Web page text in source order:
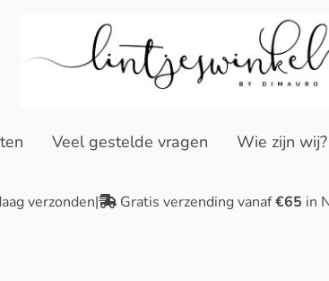
Veel gestelde vragen Wie zijn wij?
verzonden| Gratis verzending vanaf€65 in